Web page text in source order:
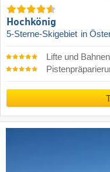
Hochkönig
5-Sterne-Skigebiet in
Lifte und Bahnen